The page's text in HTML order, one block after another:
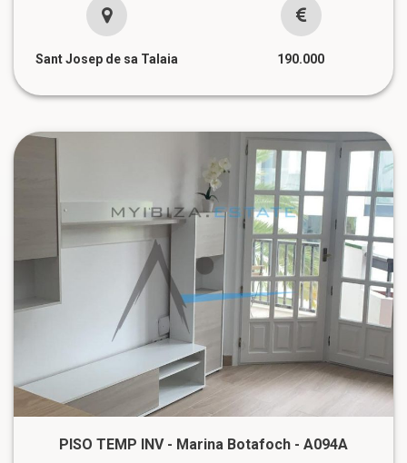
Sant Josep de sa Talaia 190.000
PISO TEMP INV - Marina Botafoch - A094A